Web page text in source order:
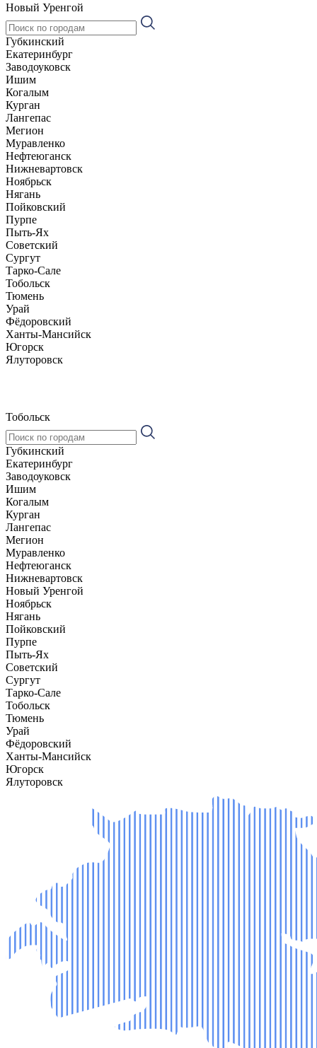
Новый Уренгой
Губкинский
Екатеринбург
Заводоуковск
Ишим
Когалым
Курган
Лангепас
Мегион
Муравленко
Нефтеюганск
Нижневартовск
Ноябрьск
Нягань
Пойковский
Пурпе
Пыть-Ях
Советский
Сургут
Тарко-Сале
Тобольск
Тюмень
Урай
Фёдоровский
Ханты-Мансийск
Югорск
Ялуторовск
Тобольск
Губкинский
Екатеринбург
Заводоуковск
Ишим
Когалым
Курган
Лангепас
Мегион
Муравленко
Нефтеюганск
Нижневартовск
Новый Уренгой
Ноябрьск
Нягань
Пойковский
Пурпе
Пыть-Ях
Советский
Сургут
Тарко-Сале
Тобольск
Тюмень
Урай
Фёдоровский
Ханты-Мансийск
Югорск
Ялуторовск